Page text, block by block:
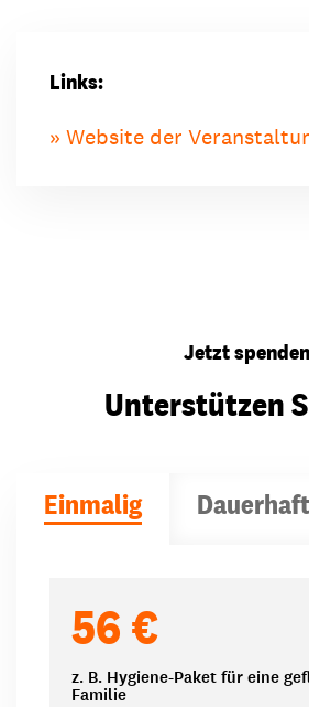
Links:
Website der
Jetzt spenden
Unterstützen
Einmalig Dauerhaft
56 €
z. B. Hygiene-Paket für eine
Familie